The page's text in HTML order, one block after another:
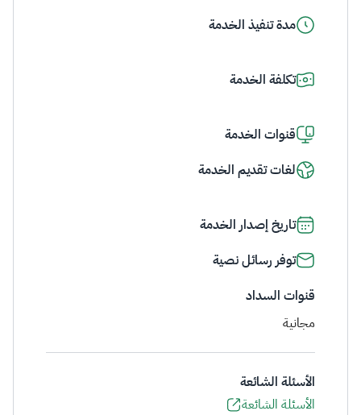
مدة تنفيذ الخدمة
تكلفة الخدمة
قنوات الخدمة
لغات تقديم الخدمة
تاريخ إصدار الخدمة
توفر رسائل نصية
قنوات السداد
مجانية
الأسئلة الشائعة
الأسئلة الشائعة